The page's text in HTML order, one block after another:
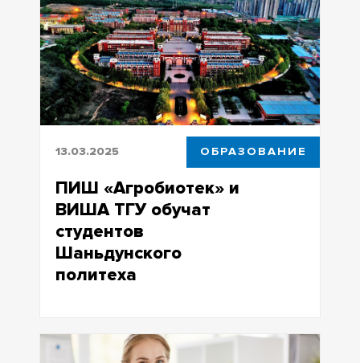
возможности для карьерного роста
13.03.2025 ОБРАЗОВАНИЕ
ПИШ «Агробиотек» и
ВИША ТГУ обучат
студентов
Шаньдунского
политеха
переподготовки для китайских
студентов будет запущена в 2025